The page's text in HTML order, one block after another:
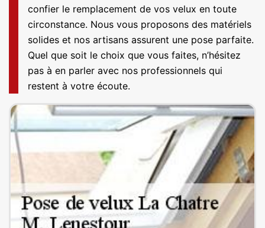
confier le remplacement de vos velux en toute
circonstance. Nous vous proposons des matériels
solides et nos artisans assurent une pose parfaite.
Quel que soit le choix que vous faites, n’hésitez
pas à en parler avec nos professionnels qui
restent à votre écoute.